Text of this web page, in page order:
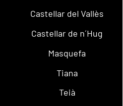
Castellar del Vallès
Castellar de n´Hug
Masquefa
Tiana
Teià